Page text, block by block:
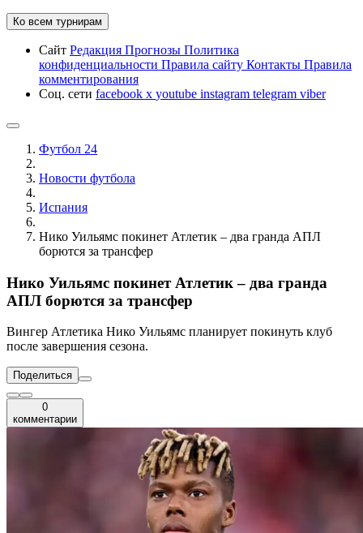
Ко всем турнирам
Сайт Редакция Прогнозы Политика
конфиденциальности Правила сайту Контакты Правила
комментирования
Соц. сети facebook x youtube instagram telegram viber
Футбол 24
Новости футбола
Испания
Нико Уильямс покинет Атлетик – два гранда АПЛ
борются за трансфер
Нико Уильямс покинет Атлетик – два гранда
АПЛ борются за трансфер
Вингер Атлетика Нико Уильямс планирует покинуть клуб
после завершения сезона.
Поделиться
0
комментарии